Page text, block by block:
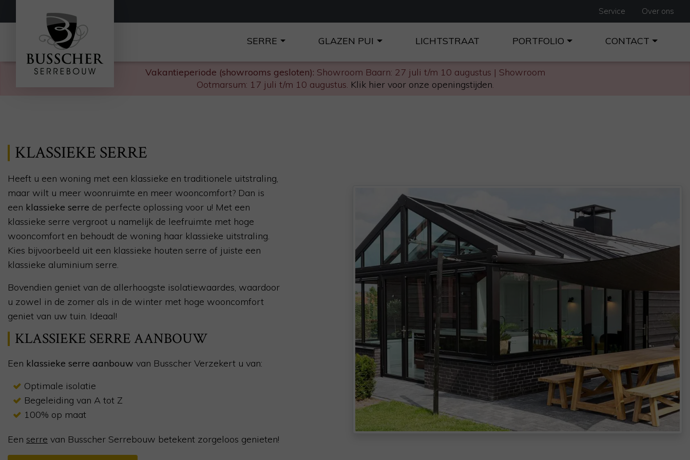
Vakantieperiode (showrooms gesloten): Showroom Baarn: 27 juli t/m 10 augustus | Showroom
Ootmarsum: 17 juli t/m 10 augustus. Klik hier voor onze openingstijden.
Service Over ons
SERRE GLAZEN PUI LICHTSTRAAT PORTFOLIO CONTACT
KLASSIEKE SERRE
Heeft u een woning met een klassieke en traditionele uitstraling,
maar wilt u meer woonruimte en meer wooncomfort? Dan is
een klassieke serre de perfecte oplossing voor u! Met een
klassieke serre vergroot u namelijk de leefruimte met hoge
wooncomfort en behoudt de woning haar klassieke uitstraling.
Kies bijvoorbeeld uit een klassieke houten serre of juiste een
klassieke aluminium serre.
Bovendien geniet van de allerhoogste isolatiewaardes, waardoor
u zowel in de zomer als in de winter met hoge wooncomfort
geniet van uw tuin. Ideaal!
KLASSIEKE SERRE AANBOUW
Een klassieke serre aanbouw van Busscher Verzekert u van:
Optimale isolatie
Begeleiding van A tot Z
100% op maat
Een serre van Busscher Serrebouw betekent zorgeloos genieten!